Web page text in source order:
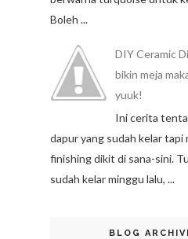
Boleh ...
DIY Ceramic
bikin meja
yuuk!
Ini cerita
dapur yang sudah kelar tapi
finishing dikit di sana-sini.
sudah kelar minggu lalu, ...
BLOG